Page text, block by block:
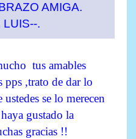
AMIGA.
LUIS--.
tus amables
pps ,trato de dar lo
se lo merecen
gustado la
gracias !!